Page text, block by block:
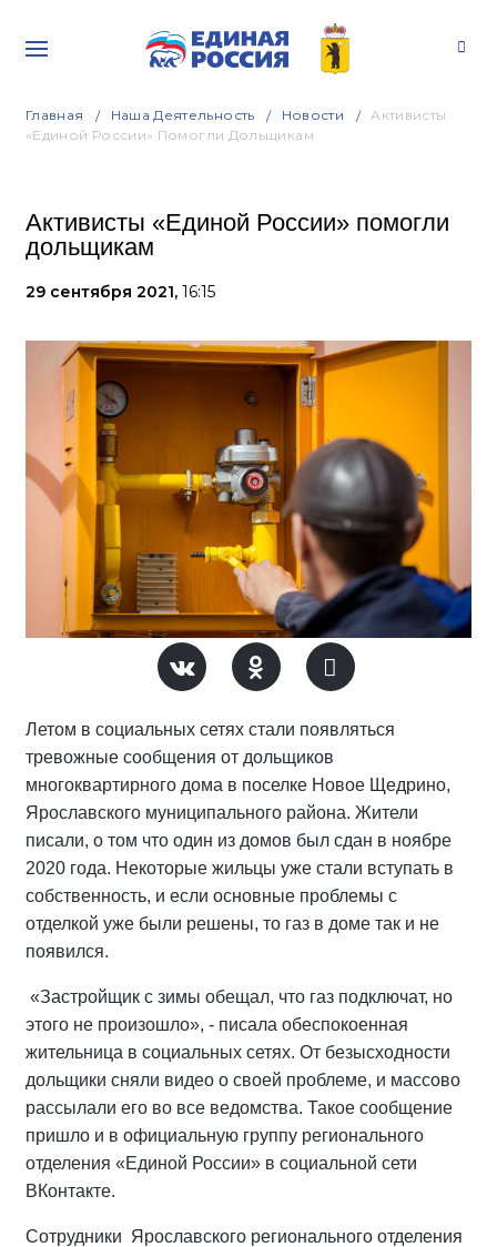
Главная Наша Деятельность Новости
Активисты
«Единой России» Помогли Дольщикам
Активисты «Единой России» помогли
дольщикам
29 сентября 2021, 16:15
Летом в социальных сетях стали появляться
тревожные сообщения от дольщиков
многоквартирного дома в поселке Новое Щедрино,
Ярославского муниципального района. Жители
писали, о том что один из домов был сдан в ноябре
2020 года. Некоторые жильцы уже стали вступать в
собственность, и если основные проблемы с
отделкой уже были решены, то газ в доме так и не
появился.
«Застройщик с зимы обещал, что газ подключат, но
этого не произошло», - писала обеспокоенная
жительница в социальных сетях. От безысходности
дольщики сняли видео о своей проблеме, и массово
рассылали его во все ведомства. Такое сообщение
пришло и в официальную группу регионального
отделения «Единой России» в социальной сети
ВКонтакте.
Сотрудники Ярославского регионального отделения